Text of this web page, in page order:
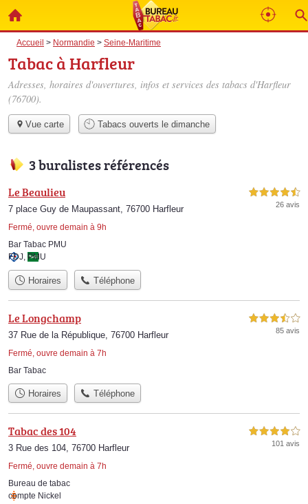
Accueil > Normandie > Seine-Maritime
Tabac à Harfleur
Adresses, horaires d'ouvertures, infos et services des tabacs d'Harfleur
(76700).
Vue carte Tabacs ouverts le dimanche
3 buralistes référencés
Le Beaulieu
7 place Guy de Maupassant, 76700 Harfleur
Fermé, ouvre demain à 9h
4,5 étoiles sur 5
26 avis
Bar Tabac PMU
FDJ, PMU
Horaires Téléphone
Le Longchamp
37 Rue de la République, 76700 Harfleur
Fermé, ouvre demain à 7h
3,5 étoiles sur 5
85 avis
Bar Tabac
Horaires Téléphone
Tabac des 104
3 Rue des 104, 76700 Harfleur
Fermé, ouvre demain à 7h
4,0 étoiles sur 5
101 avis
Bureau de tabac
compte Nickel